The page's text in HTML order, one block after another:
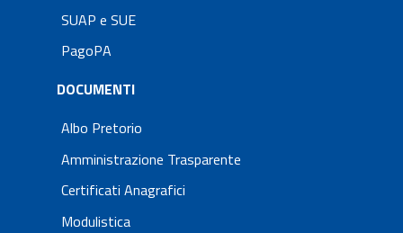
SUAP e SUE
PagoPA
DOCUMENTI
Albo Pretorio
Amministrazione Trasparente
Certificati Anagrafici
Modulistica